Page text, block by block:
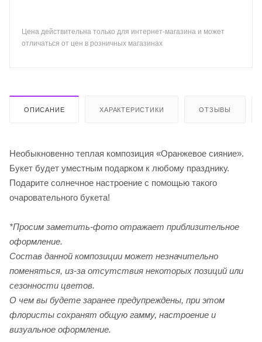
Цена действительна только для интернет-магазина и может
отличаться от цен в розничных магазинах
ОПИСАНИЕ ХАРАКТЕРИСТИКИ ОТЗЫВЫ
Необыкновенно теплая композиция «Оранжевое сияние».
Букет будет уместным подарком к любому празднику.
Подарите солнечное настроение с помощью такого
очаровательного букета!
*Просим заметить-фото отражает приблизительное
оформление.
Cостав данной композиции может незначительно
поменяться, из-за отсутствия некоторых позиций или
сезонности цветов.
О чем вы будете заранее предупреждены, при этом
флористы сохранят общую гамму, настроение и
визуальное оформление.